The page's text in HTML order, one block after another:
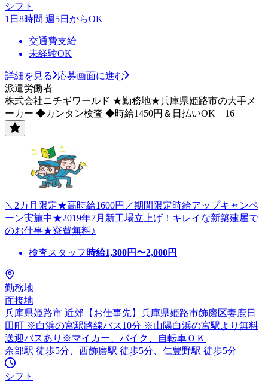
シフト
1日8時間 週5日からOK
交通費支給
未経験OK
詳細を見る
応募画面に進む
派遣労働者
株式会社ニチギワールド ★勤務地★兵庫県姫路市の大手メ
ーカー ◆カンタン検査 ◆時給1450円＆日払いOK 16
＼2カ月限定★高時給1600円／期間限定時給アップキャンペ
ーン実施中★2019年7月新工場立上げ！キレイな新築建屋で
のお仕事★寮費無料♪
検査スタッフ 時給1,300円〜2,000円
勤務地
面接地
兵庫県姫路市 近郊【お仕事先】兵庫県姫路市飾磨区妻鹿日
田町 ※白浜の宮駅路線バス10分 ※山陽白浜の宮駅より無料
送迎バスあり※マイカー、バイク、自転車ＯＫ
余部駅 徒歩5分、西飾磨駅 徒歩5分、仁豊野駅 徒歩5分
シフト